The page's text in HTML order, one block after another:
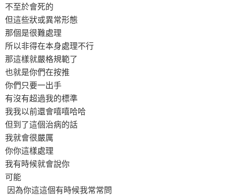
不至於會死的
但這些狀或異常形態
那個是很難處理
所以非得在本身處理不行
那這樣就嚴格規範了
也就是你們在按推
你們只要一出手
有沒有超過我的標準
我我以前還會嘻嘻哈哈
但到了這個治病的話
我就會很嚴厲
你你這樣處理
我有時候就會說你
可能
因為你這這個有時候我常常問